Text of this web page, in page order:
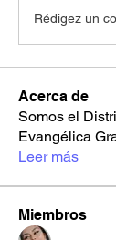
Rédigez un
Acerca de
Somos el
Evangélica
Leer más
Miembros